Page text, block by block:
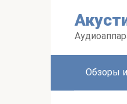
Обзоры